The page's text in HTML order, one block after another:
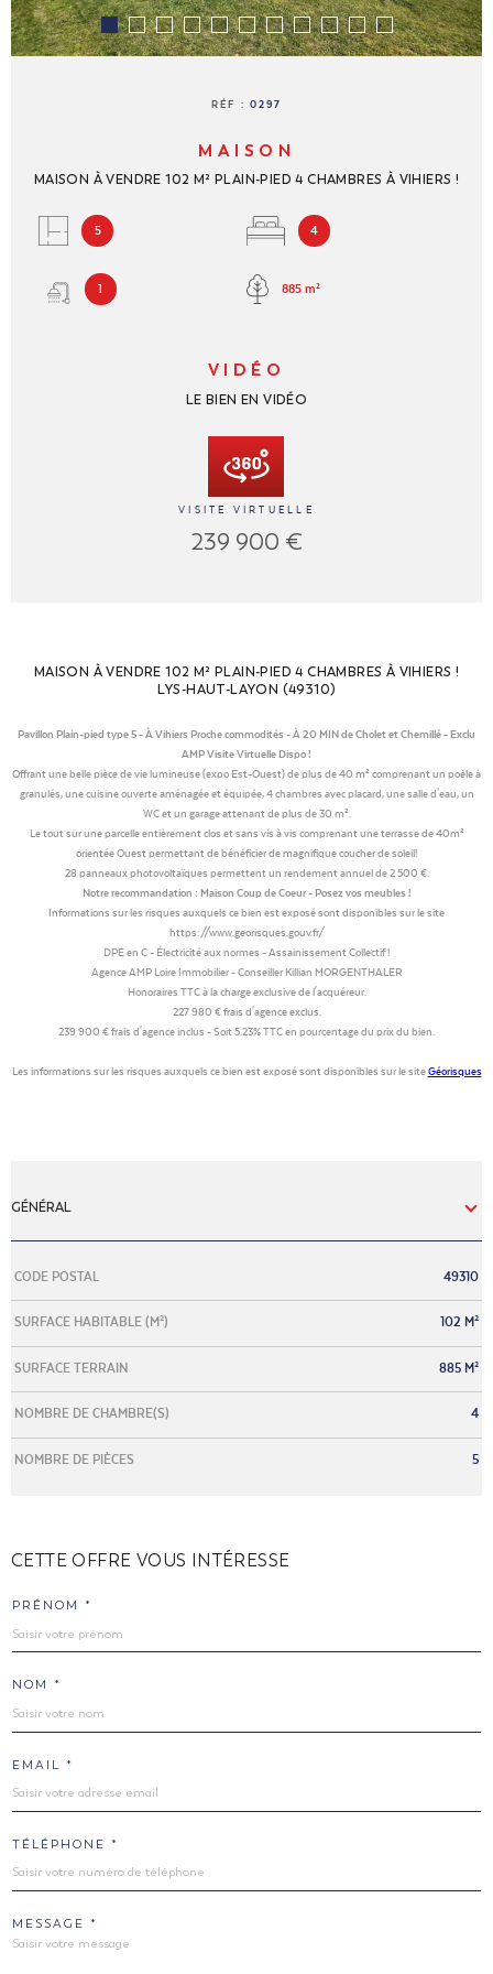
NOUS
RÉF :0297
MAISON
MAISON À VENDRE 102 M² PLAIN-PIED 4 CHAMBRES À VIHIERS !
5 4
1 885 m²
VIDÉO
LE BIEN EN VIDÉO
VISITE VIRTUELLE
239 900 €
MAISON À VENDRE 102 M² PLAIN-PIED 4 CHAMBRES À VIHIERS !
LYS-HAUT-LAYON (49310)
Pavillon Plain-pied type 5 - À Vihiers Proche commodités - À 20 MIN de Cholet et Chemillé - Exclu
AMP Visite Virtuelle Dispo !
Offrant une belle pièce de vie lumineuse (expo Est-Ouest) de plus de 40 m² comprenant un poêle à
granulés, une cuisine ouverte aménagée et équipée, 4 chambres avec placard, une salle d'eau, un
WC et un garage attenant de plus de 30 m².
Le tout sur une parcelle entièrement clos et sans vis à vis comprenant une terrasse de 40m²
orientée Ouest permettant de bénéficier de magnifique coucher de soleil!
28 panneaux photovoltaïques permettent un rendement annuel de 2 500 €.
Notre recommandation : Maison Coup de Coeur - Posez vos meubles !
Informations sur les risques auxquels ce bien est exposé sont disponibles sur le site
https://www.georisques.gouv.fr/
DPE en C - Électricité aux normes - Assainissement Collectif !
Agence AMP Loire Immobilier - Conseiller Killian MORGENTHALER
Honoraires TTC à la charge exclusive de l'acquéreur.
227 980 € frais d'agence exclus.
239 900 € frais d'agence inclus - Soit 5.23% TTC en pourcentage du prix du bien.
Les informations sur les risques auxquels ce bien est exposé sont disponibles sur le siteGéorisques
GÉNÉRAL
Caractérisque Valeurs
CODE POSTAL 49310
SURFACE HABITABLE (M²) 102 M²
SURFACE TERRAIN 885 M²
NOMBRE DE CHAMBRE(S) 4
NOMBRE DE PIÈCES 5
CETTE OFFRE VOUS INTÉRESSE
PRÉNOM *
NOM *
EMAIL *
TÉLÉPHONE *
MESSAGE *